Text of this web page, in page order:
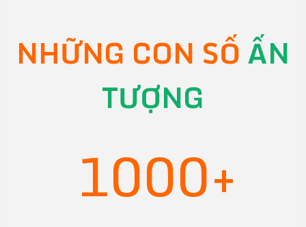
NHỮNG CON SỐ ẤN
TƯỢNG
1000+